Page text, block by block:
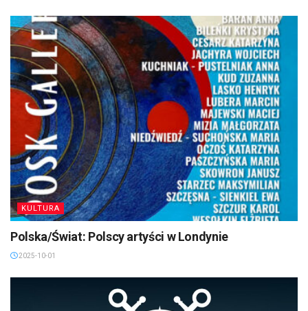
KULTURA
Polska/Świat: Polscy artyści w Londynie
2025-10-01